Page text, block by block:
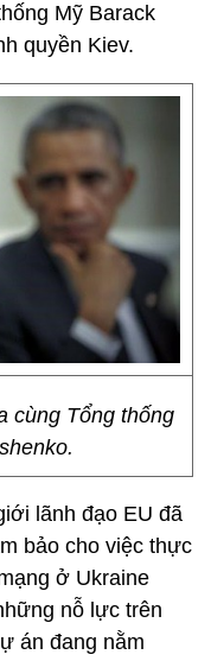
Mỹ Barack
quyền Kiev.
cùng Tổng thống
lãnh đạo EU đã
bảo cho việc thực
ở Ukraine
nỗ lực trên
án đang nằm